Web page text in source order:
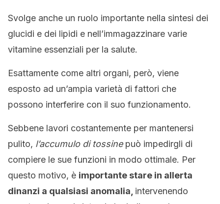
Svolge anche un ruolo importante nella sintesi dei
glucidi e dei lipidi e nell’immagazzinare varie
vitamine essenziali per la salute.
Esattamente come altri organi, però, viene
esposto ad un’ampia varietà di fattori che
possono interferire con il suo funzionamento.
Sebbene lavori costantemente per mantenersi
pulito, l’accumulo di tossinepuò impedirgli di
compiere le sue funzioni in modo ottimale. Per
questo motivo, è importante stare in allerta
dinanzi a qualsiasi anomalia, intervenendo